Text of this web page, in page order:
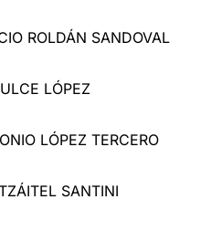
ROLDÁN SANDOVAL
LÓPEZ
LÓPEZ TERCERO
SANTINI